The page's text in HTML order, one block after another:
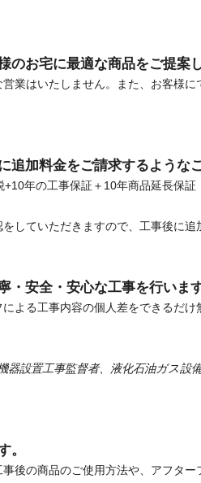
お宅に最適な商品をご提案し
業はいたしません。また、お客様
加料金をご請求するような
年の工事保証＋10年商品延長保
していただきますので、工事後に追
安全・安心な工事を行います
よる工事内容の個人差をできるだ
設置工事監督者、液化石油ガス設
。
後の商品のご使用方法や、アフタ